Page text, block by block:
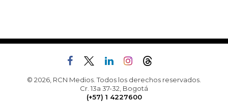
© 2026, RCN Medios. Todos los derechos reservados.
Cr. 13a 37-32, Bogotá
(+57) 1 4227600